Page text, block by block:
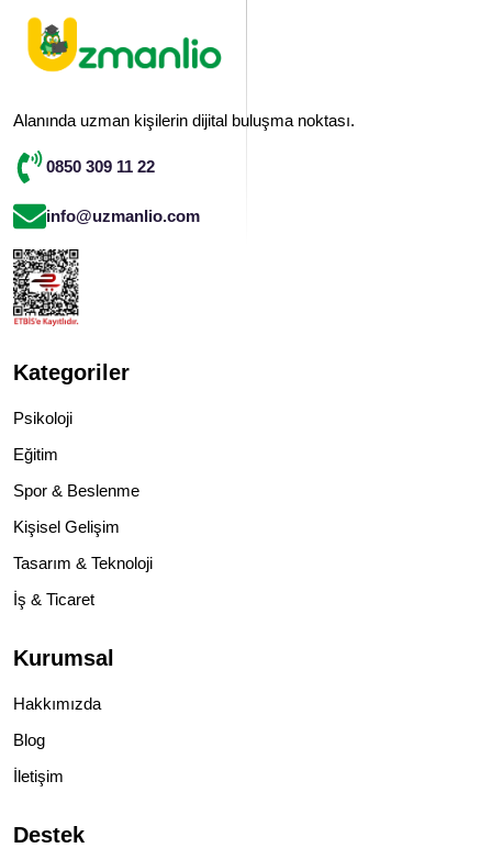
Alanında uzman kişilerin dijital buluşma noktası.
0850 309 11 22
info@uzmanlio.com
Kategoriler
Psikoloji
Eğitim
Spor & Beslenme
Kişisel Gelişim
Tasarım & Teknoloji
İş & Ticaret
Kurumsal
Hakkımızda
Blog
İletişim
Destek